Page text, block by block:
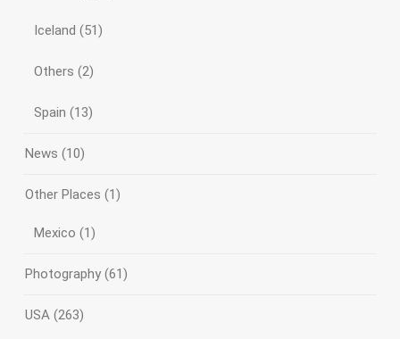
Iceland (51)
Others (2)
Spain (13)
News (10)
Other Places (1)
Mexico (1)
Photography (61)
USA (263)